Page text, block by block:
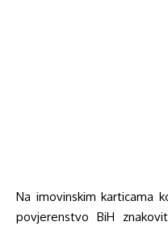
Na imovinskim karticama
povjerenstvo BiH